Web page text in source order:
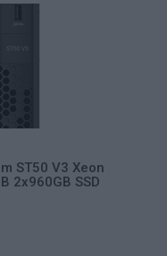
ST50 V3 Xeon
2x960GB SSD